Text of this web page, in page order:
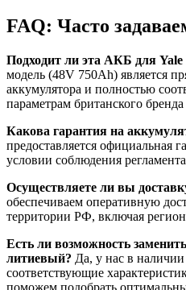
FAQ: Часто
Подходит ли эта АКБ для
модель (48V 750Ah) является
аккумулятора и полностью
параметрам британского бренда
Какова гарантия на
предоставляется официальная
условии соблюдения
Осуществляете ли вы
обеспечиваем оперативную
территории РФ, включая
Есть ли возможность
литиевый? Да, у нас в
соответствующие